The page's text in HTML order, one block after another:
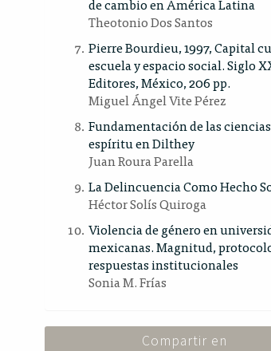
Theotonio Dos Santos
Pierre Bourdieu, 1997, Capital
escuela y espacio social. Siglo
Editores, México, 206 pp.
Miguel Ángel Vite Pérez
Fundamentación de las
espíritu en Dilthey
Juan Roura Parella
La Delincuencia Como Hecho
Héctor Solís Quiroga
Violencia de género en
mexicanas. Magnitud,
respuestas institucionales
Sonia M. Frías
Compartir en